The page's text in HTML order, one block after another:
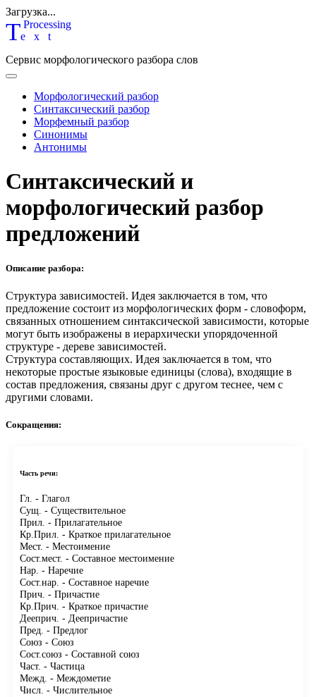
Загрузка...
Text
Processing
Сервис морфологического разбора слов
Морфологический разбор
Синтаксический разбор
Морфемный разбор
Синонимы
Антонимы
Синтаксический и
морфологический разбор
предложений
Описание разбора:
Структура зависимостей. Идея заключается в том, что
предложение состоит из морфологических форм - словоформ,
связанных отношением синтаксической зависимости, которые
могут быть изображены в иерархически упорядоченной
структуре - дереве зависимостей.
Структура составляющих. Идея заключается в том, что
некоторые простые языковые единицы (слова), входящие в
состав предложения, связаны друг с другом теснее, чем с
другими словами.
Сокращения:
Часть речи:
Гл. - Глагол
Сущ. - Существительное
Прил. - Прилагательное
Кр.Прил. - Краткое прилагательное
Мест. - Местоимение
Сост.мест. - Составное местоимение
Нар. - Наречие
Сост.нар. - Составное наречие
Прич. - Причастие
Кр.Прич. - Краткое причастие
Дееприч. - Деепричастие
Пред. - Предлог
Союз - Союз
Сост.союз - Составной союз
Част. - Частица
Межд. - Междометие
Числ. - Числительное